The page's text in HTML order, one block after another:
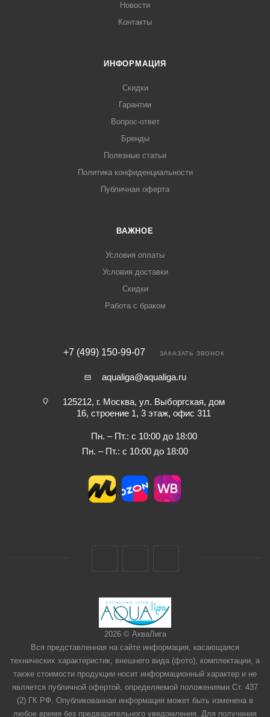
Новости
Контакты
ИНФОРМАЦИЯ
Скидки
Гарантии
Вопрос-ответ
Бренды
Полезные статьи
Политика конфиденциальности
Публичная оферта
ВАЖНОЕ
Условия оплаты
Условия доставки
Скидки
Работа с браком
+7 (499) 150-99-07 ЗАКАЗАТЬ ЗВОНОК
aqualiga@aqualiga.ru
125212, г. Москва, ул. Выборгская, дом
16, строение 1, 3 этаж, офис 311
Пн. – Пт.: с 10:00 до 18:00
Пн. – Пт.: с 10:00 до 18:00
2026 © АкваЛига
Вся представленная на сайте информация, касающаяся
технических характеристик, внешнего вида (фото), комплектации, а
также стоимости продукции носит информационный характер и не
является публичной офертой, определяемой положениями Ст. 437
(2) ГК РФ. Опубликованная информация может быть изменена в
любое время без предварительного уведомления. Для получения